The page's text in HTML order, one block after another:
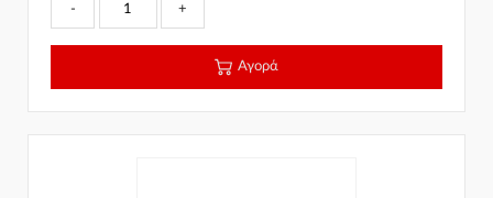
- +
Αγορά